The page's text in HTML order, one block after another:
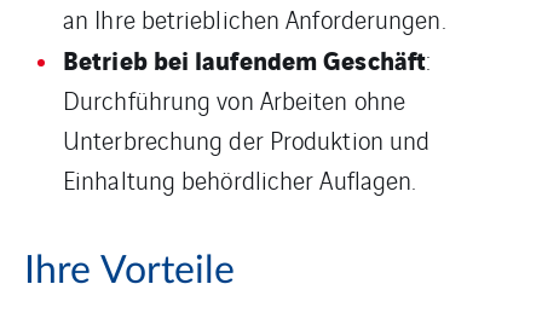
an Ihre betrieblichen Anforderungen.
Betrieb bei laufendem Geschäft:
Durchführung von Arbeiten ohne
Unterbrechung der Produktion und
Einhaltung behördlicher Auflagen.
Ihre Vorteile